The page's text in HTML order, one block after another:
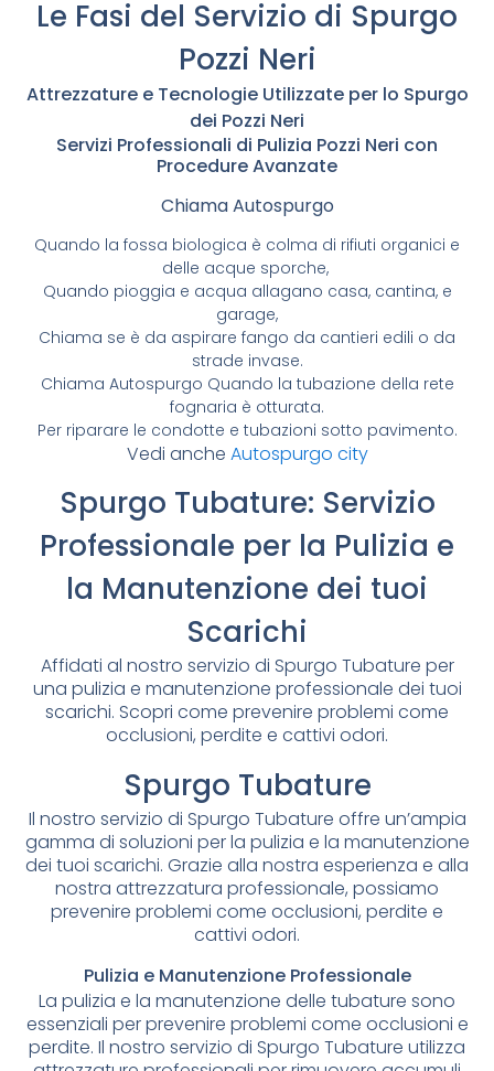
Le Fasi del Servizio di Spurgo
Pozzi Neri
Attrezzature e Tecnologie Utilizzate per lo Spurgo
dei Pozzi Neri
Servizi Professionali di Pulizia Pozzi Neri con
Procedure Avanzate
Chiama Autospurgo
Quando la fossa biologica è colma di rifiuti organici e
delle acque sporche,
Quando pioggia e acqua allagano casa, cantina, e
garage,
Chiama se è da aspirare fango da cantieri edili o da
strade invase.
Chiama Autospurgo Quando la tubazione della rete
fognaria è otturata.
Per riparare le condotte e tubazioni sotto pavimento.
Vedi anche Autospurgo city
Spurgo Tubature: Servizio
Professionale per la Pulizia e
la Manutenzione dei tuoi
Scarichi
Affidati al nostro servizio di Spurgo Tubature per
una pulizia e manutenzione professionale dei tuoi
scarichi. Scopri come prevenire problemi come
occlusioni, perdite e cattivi odori.
Spurgo Tubature
Il nostro servizio di Spurgo Tubature offre un’ampia
gamma di soluzioni per la pulizia e la manutenzione
dei tuoi scarichi. Grazie alla nostra esperienza e alla
nostra attrezzatura professionale, possiamo
prevenire problemi come occlusioni, perdite e
cattivi odori.
Pulizia e Manutenzione Professionale
La pulizia e la manutenzione delle tubature sono
essenziali per prevenire problemi come occlusioni e
perdite. Il nostro servizio di Spurgo Tubature utilizza